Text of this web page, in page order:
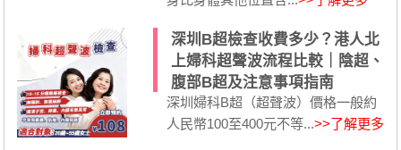
深圳B超檢查收費多少？港人北
上婦科超聲波流程比較｜陰超、
腹部B超及注意事項指南
深圳婦科B超（超聲波）價格一般約
人民幣100至400元不等...>>了解更多